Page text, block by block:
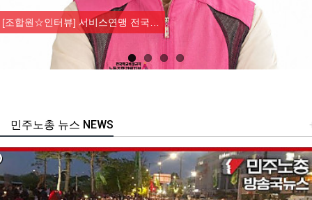
[조합원☆인터뷰] 서비스연맹 전국…
주노총 뉴스 NEWS